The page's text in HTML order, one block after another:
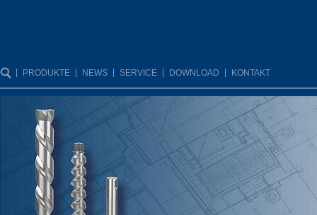
PRODUKTE NEWS SERVICE DOWNLOAD KONTAKT